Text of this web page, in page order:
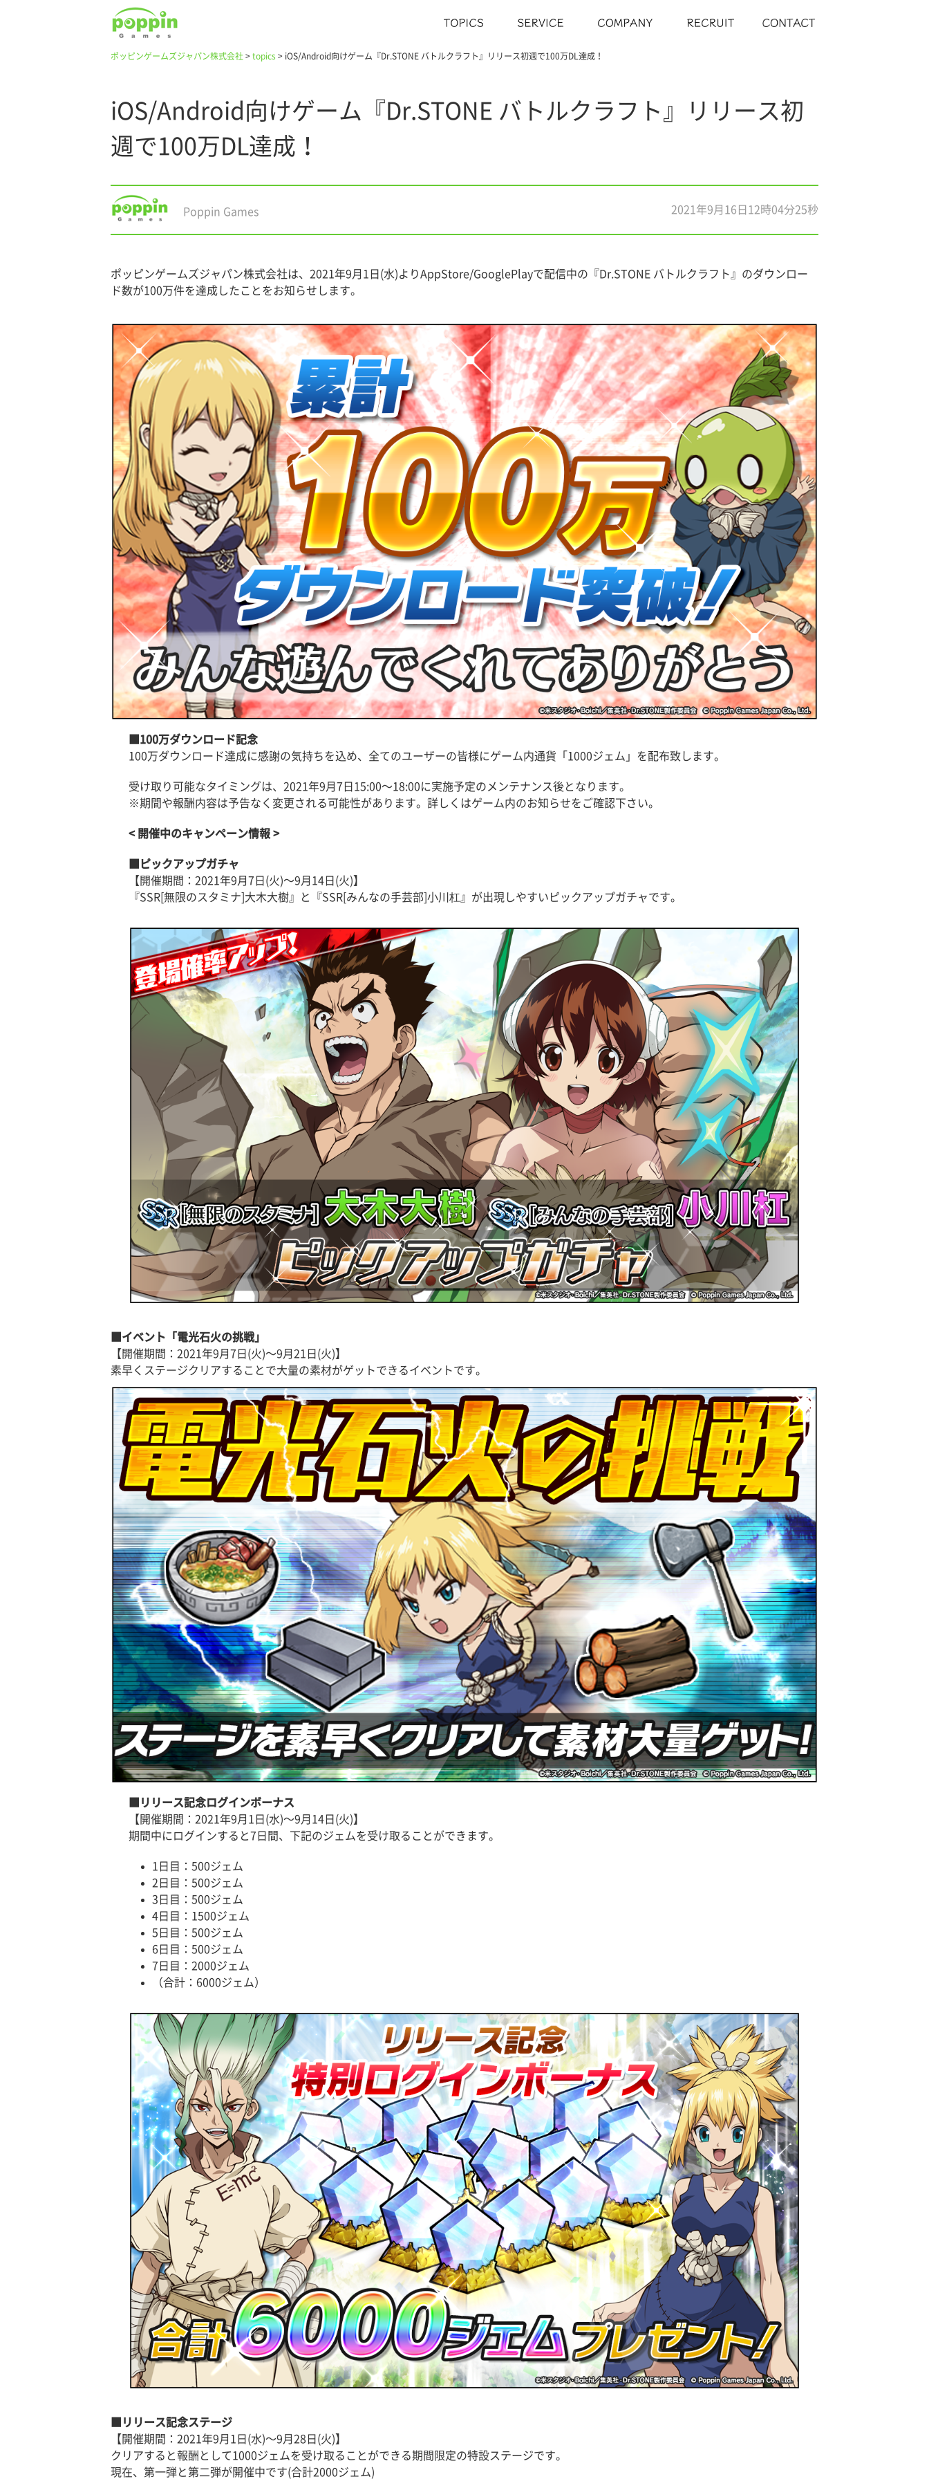
ポッピンゲームズジャパン株式会社 > topics > iOS/Android向けゲーム『Dr.STONE バトルクラフト』リリース初週で100万DL達成！
iOS/Android向けゲーム『Dr.STONE バトルクラフト』リリース初
週で100万DL達成！
Poppin Games 2021年9月16日12時04分25秒
ポッピンゲームズジャパン株式会社は、2021年9月1日(水)よりAppStore/GooglePlayで配信中の『Dr.STONE バトルクラフト』のダウンロー
ド数が100万件を達成したことをお知らせします。
■100万ダウンロード記念
100万ダウンロード達成に感謝の気持ちを込め、全てのユーザーの皆様にゲーム内通貨「1000ジェム」を配布致します。
受け取り可能なタイミングは、2021年9月7日15:00〜18:00に実施予定のメンテナンス後となります。
※期間や報酬内容は予告なく変更される可能性があります。詳しくはゲーム内のお知らせをご確認下さい。
< 開催中のキャンペーン情報 >
■ピックアップガチャ
【開催期間：2021年9月7日(火)〜9月14日(火)】
『SSR[無限のスタミナ]大木大樹』と『SSR[みんなの手芸部]小川杠』が出現しやすいピックアップガチャです。
■イベント「電光石火の挑戦」
【開催期間：2021年9月7日(火)〜9月21日(火)】
素早くステージクリアすることで大量の素材がゲットできるイベントです。
■リリース記念ログインボーナス
【開催期間：2021年9月1日(水)〜9月14日(火)】
期間中にログインすると7日間、下記のジェムを受け取ることができます。
1日目：500ジェム
2日目：500ジェム
3日目：500ジェム
4日目：1500ジェム
5日目：500ジェム
6日目：500ジェム
7日目：2000ジェム
（合計：6000ジェム）
■リリース記念ステージ
【開催期間：2021年9月1日(水)〜9月28日(火)】
クリアすると報酬として1000ジェムを受け取ることができる期間限定の特設ステージです。
現在、第一弾と第二弾が開催中です(合計2000ジェム)